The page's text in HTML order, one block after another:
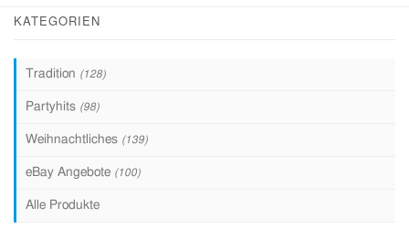
KATEGORIEN
Tradition (128)
Partyhits (98)
Weihnachtliches (139)
eBay Angebote (100)
Alle Produkte